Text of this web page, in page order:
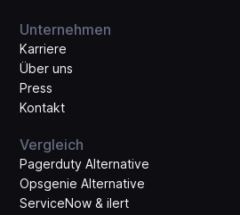
Unternehmen
Karriere
Über uns
Press
Kontakt
Vergleich
Pagerduty Alternative
Opsgenie Alternative
ServiceNow & ilert